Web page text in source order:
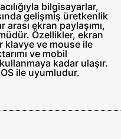
bilgisayarlar,
gelişmiş üretkenlik
ekran paylaşımı,
Özellikler, ekran
klavye ve mouse ile
ve mobil
kadar ulaşır.
ile uyumludur.